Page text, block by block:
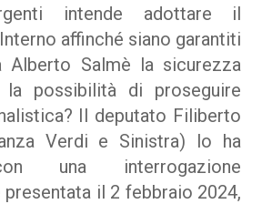
intende adottare il
affinché siano garantiti
Alberto Salmè la sicurezza
la possibilità di proseguire
Il deputato Filiberto
Verdi e Sinistra) lo ha
una interrogazione
presentata il 2 febbraio 2024,